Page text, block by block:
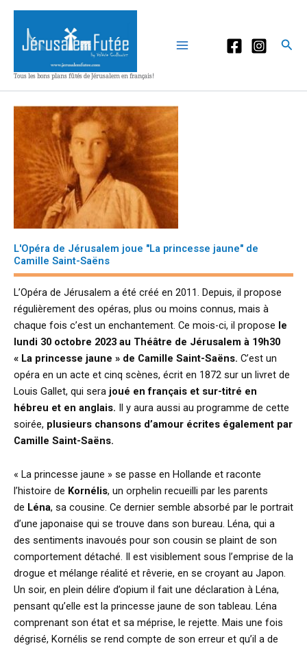
Aller
contenu
Tous les bons plans fûtés de Jérusalem en français!
L'Opéra de Jérusalem joue "La princesse jaune" de
Camille Saint-Saëns
L’Opéra de Jérusalem a été créé en 2011. Depuis, il propose
régulièrement des opéras, plus ou moins connus, mais à
chaque fois c’est un enchantement. Ce mois-ci, il propose le
lundi 30 octobre 2023 au Théâtre de Jérusalem à 19h30
« La princesse jaune » de Camille Saint-Saëns. C’est un
opéra en un acte et cinq scènes, écrit en 1872 sur un livret de
Louis Gallet, qui sera joué en français et sur-titré en
hébreu et en anglais. Il y aura aussi au programme de cette
soirée, plusieurs chansons d’amour écrites également par
Camille Saint-Saëns.
« La princesse jaune » se passe en Hollande et raconte
l’histoire de Kornélis, un orphelin recueilli par les parents
de Léna, sa cousine. Ce dernier semble absorbé par le portrait
d’une japonaise qui se trouve dans son bureau. Léna, qui a
des sentiments inavoués pour son cousin se plaint de son
comportement détaché. Il est visiblement sous l’emprise de la
drogue et mélange réalité et rêverie, en se croyant au Japon.
Un soir, en plein délire d’opium il fait une déclaration à Léna,
pensant qu’elle est la princesse jaune de son tableau. Léna
comprenant son état et sa méprise, le rejette. Mais une fois
dégrisé, Kornélis se rend compte de son erreur et qu’il a de